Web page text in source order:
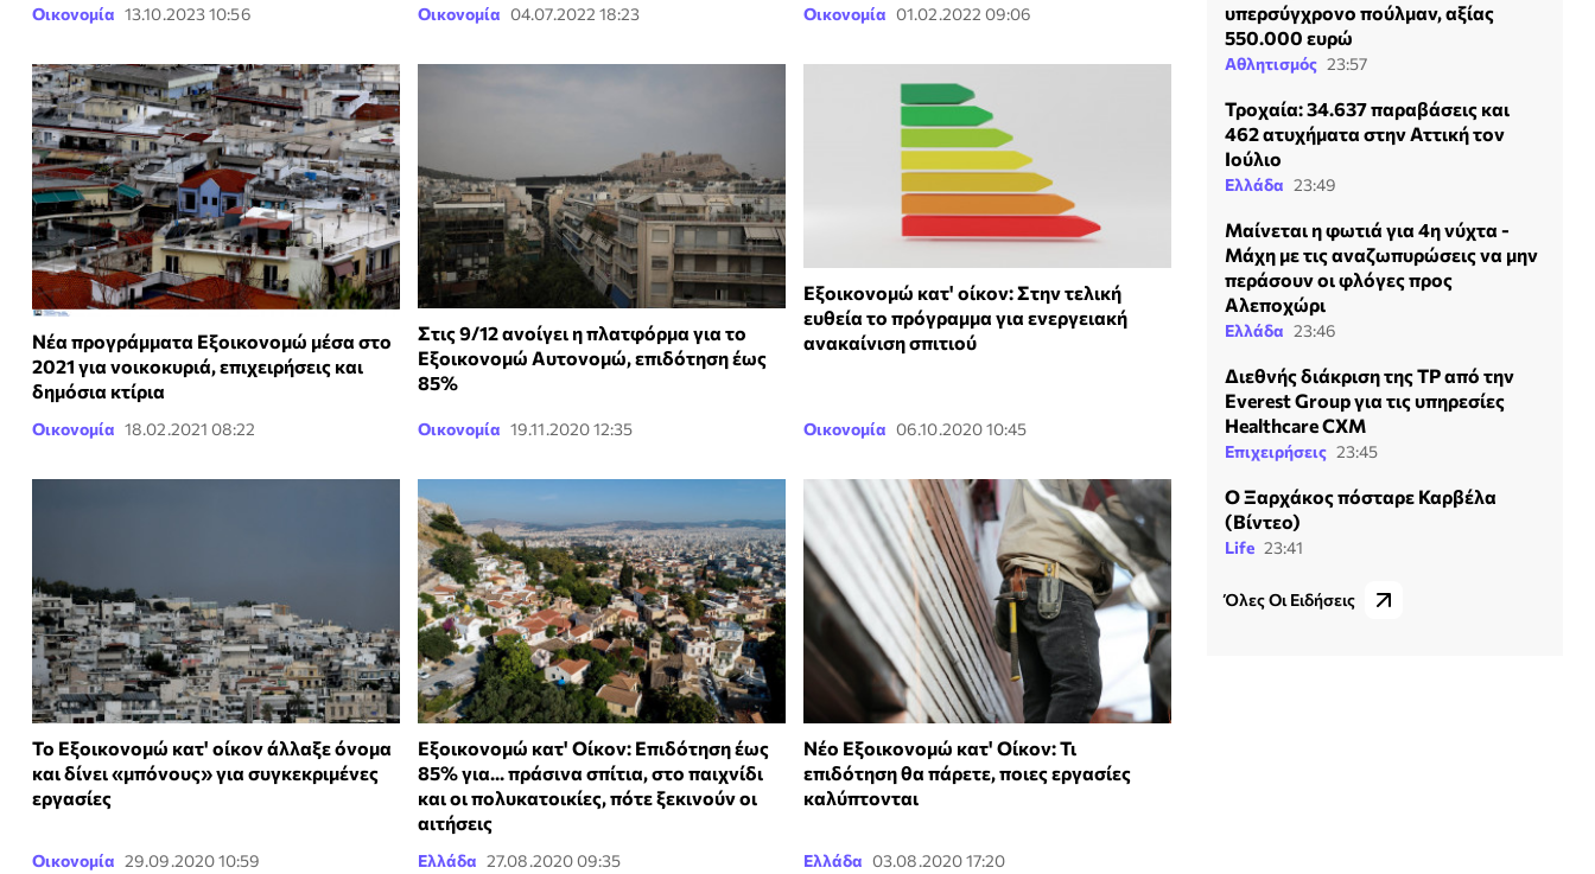
Οικονομία 13.10.2023 10:56 Οικονομία 04.07.2022 18:23 Οικονομία 01.02.2022 09:06
Νέα προγράμματα Εξοικονομώ μέσα στο
2021 για νοικοκυριά, επιχειρήσεις και
δημόσια κτίρια
Οικονομία 18.02.2021 08:22
Στις 9/12 ανοίγει η πλατφόρμα για το
Εξοικονομώ Αυτονομώ, επιδότηση έως
85%
Οικονομία 19.11.2020 12:35
Εξοικονομώ κατ' οίκον: Στην τελική
ευθεία το πρόγραμμα για ενεργειακή
ανακαίνιση σπιτιού
Οικονομία 06.10.2020 10:45
Το Εξοικονομώ κατ' οίκον άλλαξε όνομα
και δίνει «μπόνους» για συγκεκριμένες
εργασίες
Οικονομία 29.09.2020 10:59
Εξοικονομώ κατ' Οίκον: Επιδότηση έως
85% για... πράσινα σπίτια, στο παιχνίδι
και οι πολυκατοικίες, πότε ξεκινούν οι
αιτήσεις
Ελλάδα 27.08.2020 09:35
Νέο Εξοικονομώ κατ' Οίκον: Τι
επιδότηση θα πάρετε, ποιες εργασίες
καλύπτονται
Ελλάδα 03.08.2020 17:20
υπερσύγχρονο πούλμαν, αξίας
550.000 ευρώ
Αθλητισμός 23:57
Τροχαία: 34.637 παραβάσεις και
462 ατυχήματα στην Αττική τον
Ιούλιο
Ελλάδα 23:49
Μαίνεται η φωτιά για 4η νύχτα -
Μάχη με τις αναζωπυρώσεις να μην
περάσουν οι φλόγες προς
Αλεποχώρι
Ελλάδα 23:46
Διεθνής διάκριση της TP από την
Everest Group για τις υπηρεσίες
Healthcare CXM
Επιχειρήσεις 23:45
Ο Ξαρχάκος πόσταρε Καρβέλα
(Βίντεο)
Life 23:41
Όλες Οι Ειδήσεις